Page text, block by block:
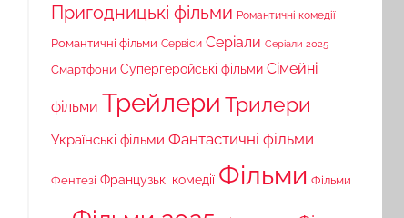
Пригодницькі фільми Романтичні комедії
Романтичні фільми Сервіси Серіали Серіали 2025
Смартфони Супергеройські фільми Сімейні
фільми Трейлери Трилери
Українські фільми Фантастичні фільми
Фентезі Французькі комедії Фільми Фільми